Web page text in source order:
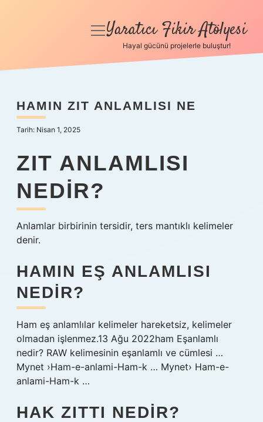
Anasayfa
Yasal Uyarı
menüyü
Yaratıcı Fikir Atölyesi
Hayal gücünü projelerle buluştur!
HAMIN ZIT ANLAMLISI NE
Tarih: Nisan 1, 2025
ZIT ANLAMLISI
NEDIR?
Anlamlar birbirinin tersidir, ters mantıklı kelimeler
denir.
HAMIN EŞ ANLAMLISI
NEDIR?
Ham eş anlamlılar kelimeler hareketsiz, kelimeler
olmadan işlenmez.13 Ağu 2022ham Eşanlamlı
nedir? RAW kelimesinin eşanlamlı ve cümlesi …
Mynet ›Ham-e-anlami-Ham-k … Mynet› Ham-e-
anlami-Ham-k …
HAK ZITTI NEDIR?